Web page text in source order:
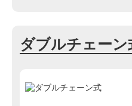
ダブルチェーン